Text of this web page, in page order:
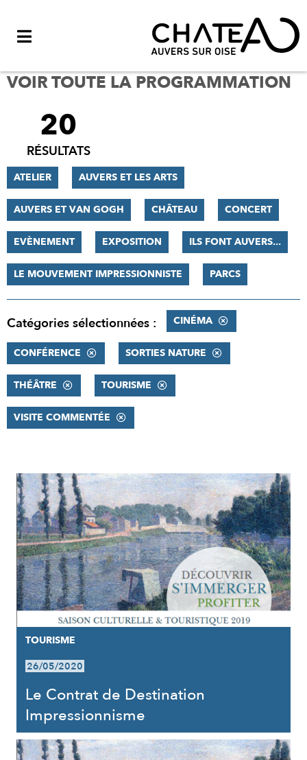
VOIR TOUTE LA PROGRAMMATION
FILTRER
RÉSULTATS
20
RÉSULTATS
ATELIER AUVERS ET LES ARTS
AUVERS ET VAN GOGH CHÂTEAU CONCERT
EVÈNEMENT EXPOSITION ILS FONT AUVERS...
LE MOUVEMENT IMPRESSIONNISTE PARCS
Catégories sélectionnées : CINÉMA
CONFÉRENCE SORTIES NATURE
THÉÂTRE TOURISME
VISITE COMMENTÉE
RÉSULTATS
TOURISME
26/05/2020
Le Contrat de Destination
Impressionnisme